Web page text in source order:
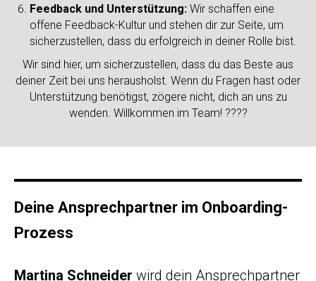
Feedback und Unterstützung: Wir schaffen eine
offene Feedback-Kultur und stehen dir zur Seite, um
sicherzustellen, dass du erfolgreich in deiner Rolle bist.
Wir sind hier, um sicherzustellen, dass du das Beste aus
deiner Zeit bei uns herausholst. Wenn du Fragen hast oder
Unterstützung benötigst, zögere nicht, dich an uns zu
wenden. Willkommen im Team! ????
Deine Ansprechpartner im Onboarding-
Prozess
Martina Schneider wird dein Ansprechpartner